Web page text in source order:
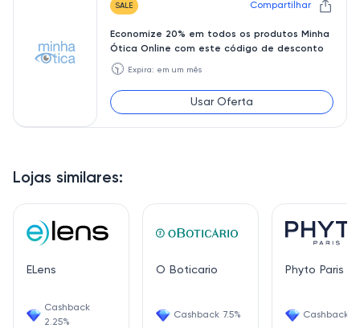
Lojas similares:
ELens
Cashback
2.25%
O Boticario
Cashback 7.5%
Phyto Paris
Cashback
SALE Compartilhar
Economize 20% em todos os produtos Minha
Ótica Online com este código de desconto
🕥 Expira: em um mês
Usar Oferta